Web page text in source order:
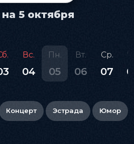
5 октября
Вс.
04
Пн.
05
Вт.
06
Ср.
07
Концерт Эстрада Юмор